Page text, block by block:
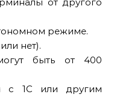
режиме.
нет).
быть от 400
с 1С или другим